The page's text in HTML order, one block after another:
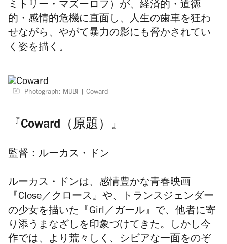
ミトリー・マズーロフ）が、経済的・道徳
的・感情的危機に直面し、人生の歯車を狂わ
せながら、やがて暴力の影にも脅かされてい
く姿を描く。
Photograph: MUBI Coward
『Coward（原題）』
監督：ルーカス・ドン
ルーカス・ドンは、感情豊かな青春映画
『Close／クロース』や、トランスジェンダー
の少女を描いた『Girl／ガール』で、他者に寄
り添うまなざしを印象づけてきた。しかし今
作では、より荒々しく、シビアな一面をのぞ